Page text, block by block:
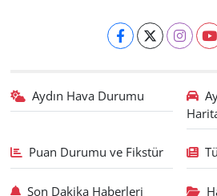
Aydın Hava Durumu
Puan Durumu ve Fikstür
Son Dakika Haberleri